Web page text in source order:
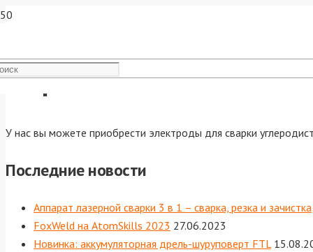
В продаже появились
У нас вы можете приобрести электроды для сварки
Последние новости
Аппарат лазерной сварки 3 в 1 – сварка, резка и зачистка
FoxWeld на AtomSkills 2023 27.06.2023
Новинка: аккумуляторная дрель-шуруповерт FTL